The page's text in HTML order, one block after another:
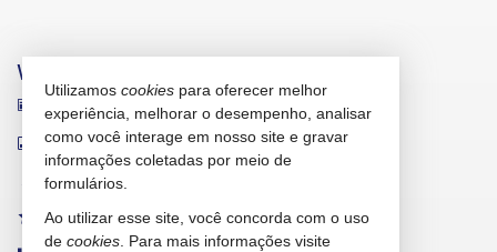
VEJA MAIS
receba nosso newsletter
indicadores financeiros
cadastre seu imóvel
imóveis favoritos
Utilizamos cookies para oferecer melhor
experiência, melhorar o desempenho, analisar
como você interage em nosso site e gravar
informações coletadas por meio de
formulários.
Ao utilizar esse site, você concorda com o uso
de cookies . Para mais informações visite